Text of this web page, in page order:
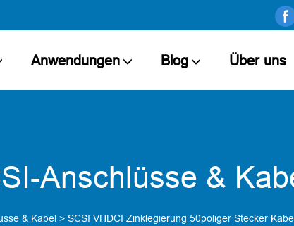
Anwendungen Blog Über uns
Anschlüsse &
& Kabel> SCSI VHDCI Zinklegierung 50poliger Stecker